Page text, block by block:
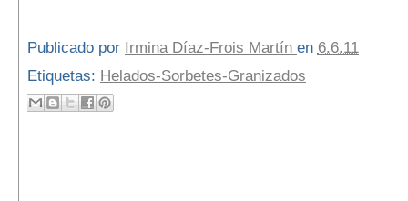
Publicado por Irmina Díaz-Frois Martín en 6.6.11
Etiquetas: Helados-Sorbetes-Granizados